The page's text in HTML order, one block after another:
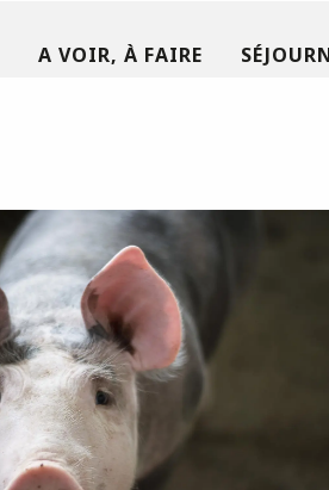
A VOIR, À FAIRE